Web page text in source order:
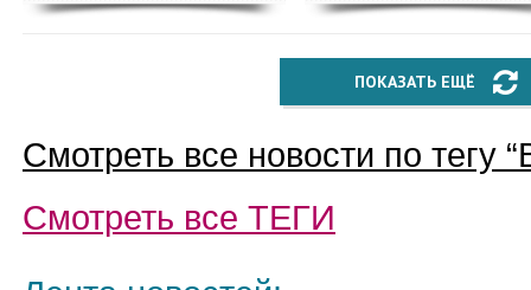
ПОКАЗАТЬ ЕЩЁ
Смотреть все новости по тегу “
Смотреть все ТЕГИ